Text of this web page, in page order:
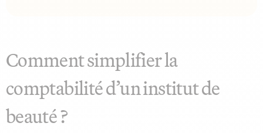
Comment simplifier la
comptabilité d’un institut de
beauté ?